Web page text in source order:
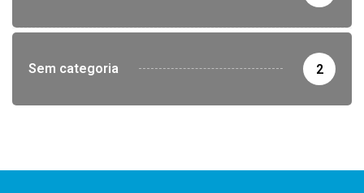
Sem categoria 2